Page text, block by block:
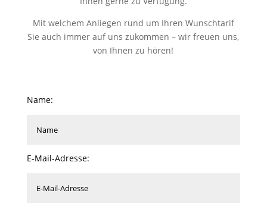
Mit welchem Anliegen rund um Ihren Wunschtarif
Sie auch immer auf uns zukommen – wir freuen uns,
von Ihnen zu hören!
Name:
E-Mail-Adresse: